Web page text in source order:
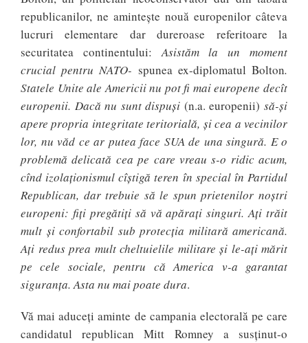
republicanilor, ne amintește nouă europenilor câteva
lucruri elementare dar dureroase referitoare la
securitatea continentului:Asistăm la un moment
crucial pentru NATO- spunea ex-diplomatul Bolton.
Statele Unite ale Americii nu pot fi mai europene decît
europenii. Dacă nu sunt dispuşi (n.a. europenii) să-şi
apere propria integritate teritorială, şi cea a vecinilor
lor, nu văd ce ar putea face SUA de una singură. E o
problemă delicată cea pe care vreau s-o ridic acum,
cînd izolaţionismul cîştigă teren în special în Partidul
Republican, dar trebuie să le spun prietenilor noştri
europeni: fiţi pregătiţi să vă apăraţi singuri. Aţi trăit
mult şi confortabil sub protecţia militară americană.
Aţi redus prea mult cheltuielile militare şi le-aţi mărit
pe cele sociale, pentru că America v-a garantat
siguranţa. Asta nu mai poate dura.
Vă mai aduceți aminte de campania electorală pe care
candidatul republican Mitt Romney a susținut-o